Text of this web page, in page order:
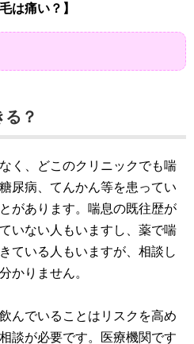
は痛い？】
？
く、どこのクリニックでも喘
尿病、てんかん等を患ってい
があります。喘息の既往歴が
いない人もいますし、薬で喘
ている人もいますが、相談し
かりません。
んでいることはリスクを高め
談が必要です。医療機関です